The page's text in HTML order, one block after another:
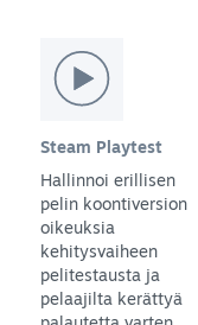
Steam Playtest
Hallinnoi erillisen
pelin koontiversion
oikeuksia
kehitysvaiheen
pelitestausta ja
pelaajilta kerättyä